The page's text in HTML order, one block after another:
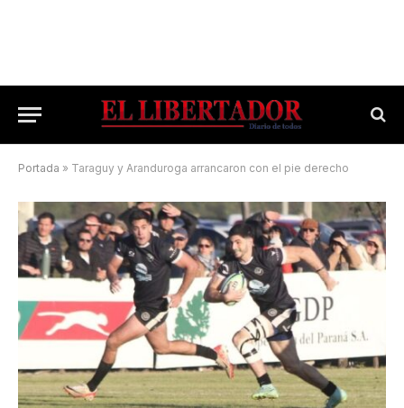
Portada » Taraguy y Aranduroga arrancaron con el pie derecho